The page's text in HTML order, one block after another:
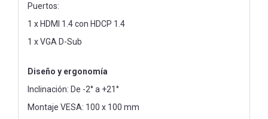
Puertos:
1 x HDMI 1.4 con HDCP 1.4
1 x VGA D-Sub
Diseño y ergonomía
Inclinación: De -2° a +21°
Montaje VESA: 100 x 100 mm